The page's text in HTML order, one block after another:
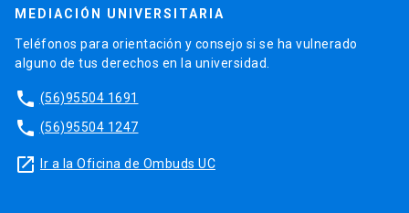
MEDIACIÓN UNIVERSITARIA
Teléfonos para orientación y consejo si se ha vulnerado
alguno de tus derechos en la universidad.
phone (56)95504 1691
phone (56)95504 1247
launch Ir a la Oficina de Ombuds UC